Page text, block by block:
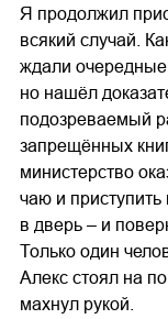
Я продолжил
всякий случай.
ждали очередные
но нашёл
подозреваемый
запрещённых
министерство
чаю и приступить
в дверь – и
Только один
Алекс стоял на
махнул рукой.